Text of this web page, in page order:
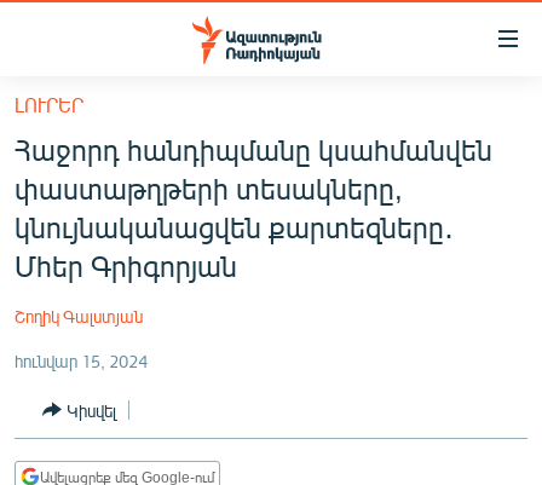
Մատչելիության
հիմնական
բովանդակությանը
Անցնել
հիմնական
մենյուին
Որոնում
ՀԱՅԱՍՏԱՆ
ՔԱՂԱՔԱԿԱՆ
ԸՆՏՐՈՒԹՅՈՒՆՆԵՐ 2026
ՊԱՏԵՐԱԶՄԻ 6 ՇԱԲԱԹՆԵՐԸ
ԼՈՒՐԵՐ
Հաջորդ հանդիպմանը կսահմանվեն
փաստաթղթերի տեսակները,
կնույնականացվեն քարտեզները․
Մհեր Գրիգորյան
Շողիկ Գալստյան
հունվար 15, 2024
Կիսվել
Ավելացրեք մեզ Google-ում